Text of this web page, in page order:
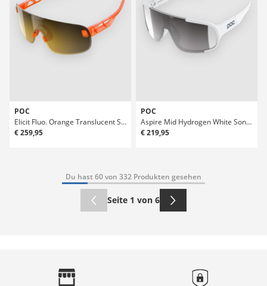
POC
Elicit Fluo. Orange Translucent Sonnenbrille
€ 259,95
POC
Aspire Mid Hydrogen White Sonnenbrille
€ 219,95
Du hast 60 von 332 Produkten gesehen
Seite 1 von 6